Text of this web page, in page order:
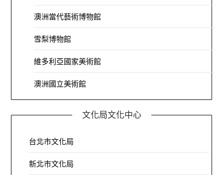
澳洲當代藝術博物館
雪梨博物館
維多利亞國家美術館
澳洲國立美術館
文化局文化中心
台北市文化局
新北市文化局